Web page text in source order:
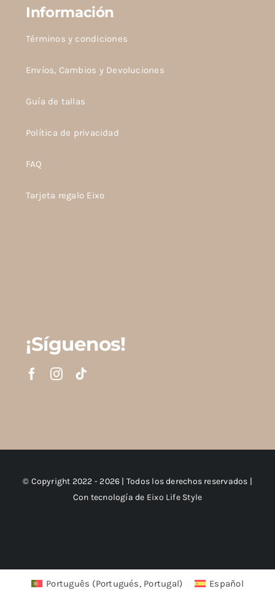
Información
Términos y condiciones
Envíos, Cambios y Devoluciones
Guía de tallas
Política de privacidad
FAQ
Tarjeta regalo Eixo
¡Síguenos!
© Copyright 2022 - 2026 | Todos los derechos reservados |
Con tecnología de Eixo Life Style
Português (Portugués, Portugal) Español